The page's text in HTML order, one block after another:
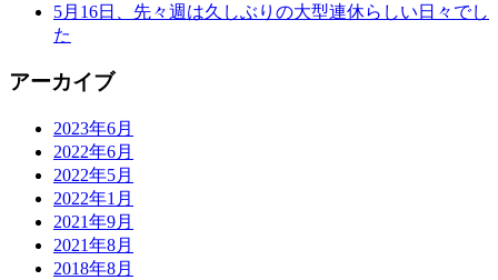
5月16日、先々週は久しぶりの大型連休らしい日々でし
た
アーカイブ
2023年6月
2022年6月
2022年5月
2022年1月
2021年9月
2021年8月
2018年8月